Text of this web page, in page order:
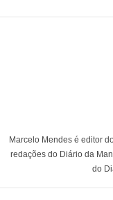
Marcelo Mendes é editor
redações do Diário da
do